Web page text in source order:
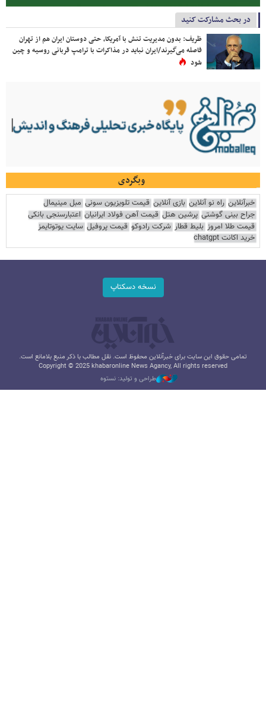
در بحث مشارکت کنید
ظریف: بدون مدیریت تنش با آمریکا، حتی دوستان ایران هم از تهران
فاصله می‌گیرند/ایران نباید در مذاکرات با ترامپ قربانی روسیه و چین
شود
وبگردی
خبرآنلاین راه نو آنلاین بازی آنلاین قیمت تلویزیون سونی مبل مینیمال
جراح بینی گوشتی پرشین هتل قیمت آهن فولاد ایرانیان اعتبارسنجی بانکی
قیمت طلا امروز بلیط قطار شرکت رادوکو قیمت پروفیل سایت یوتوتایمز
خرید اکانت chatgpt
نسخه دسکتاپ
تمامی حقوق این سایت برای خبرآنلاین محفوظ است. نقل مطالب با ذکر منبع بلامانع است.
Copyright © 2025 khabaronline News Agancy, All rights reserved
طراحی و تولید: نستوه